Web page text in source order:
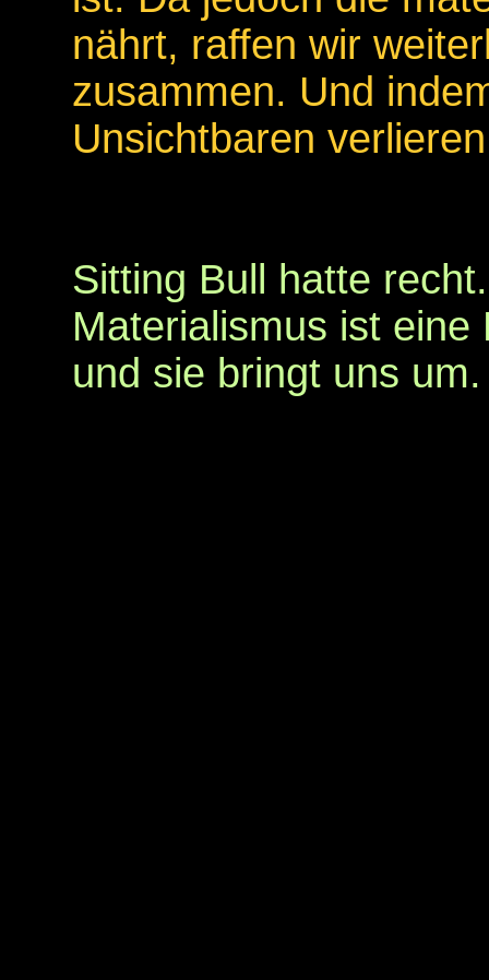
nährt, raffen wir
zusammen. Und
Unsichtbaren
Sitting Bull hatte recht.
Materialismus ist eine
und sie bringt uns um.